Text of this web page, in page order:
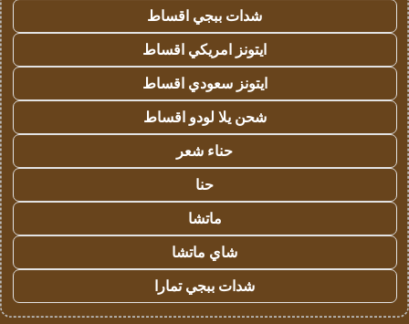
شدات ببجي اقساط
ايتونز امريكي اقساط
ايتونز سعودي اقساط
شحن يلا لودو اقساط
حناء شعر
حنا
ماتشا
شاي ماتشا
شدات ببجي تمارا